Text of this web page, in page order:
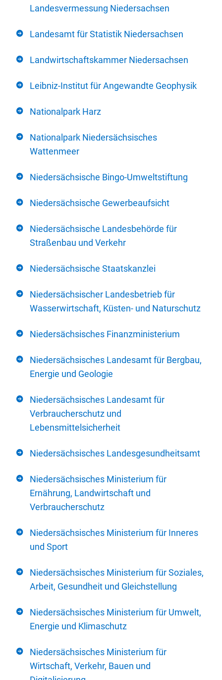
Landesvermessung Niedersachsen
Landesamt für Statistik Niedersachsen
Landwirtschaftskammer Niedersachsen
Leibniz-Institut für Angewandte Geophysik
Nationalpark Harz
Nationalpark Niedersächsisches
Wattenmeer
Niedersächsische Bingo-Umweltstiftung
Niedersächsische Gewerbeaufsicht
Niedersächsische Landesbehörde für
Straßenbau und Verkehr
Niedersächsische Staatskanzlei
Niedersächsischer Landesbetrieb für
Wasserwirtschaft, Küsten- und Naturschutz
Niedersächsisches Finanzministerium
Niedersächsisches Landesamt für Bergbau,
Energie und Geologie
Niedersächsisches Landesamt für
Verbraucherschutz und
Lebensmittelsicherheit
Niedersächsisches Landesgesundheitsamt
Niedersächsisches Ministerium für
Ernährung, Landwirtschaft und
Verbraucherschutz
Niedersächsisches Ministerium für Inneres
und Sport
Niedersächsisches Ministerium für Soziales,
Arbeit, Gesundheit und Gleichstellung
Niedersächsisches Ministerium für Umwelt,
Energie und Klimaschutz
Niedersächsisches Ministerium für
Wirtschaft, Verkehr, Bauen und